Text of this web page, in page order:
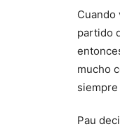
Cuando
partido
mucho
Pau